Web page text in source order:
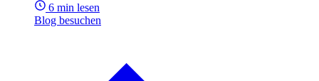
6 min lesen
Blog besuchen